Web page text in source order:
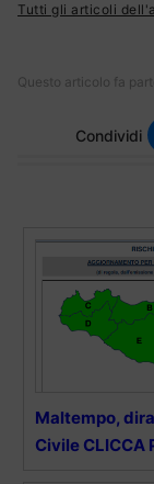
Tutti gli articoli
Questo articolo fa
Condividi
Maltempo,
Civile CLICCA